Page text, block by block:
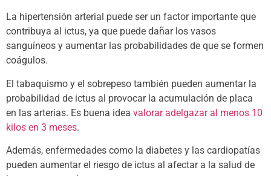
La hipertensión arterial puede ser un factor importante que
contribuya al ictus, ya que puede dañar los vasos
sanguíneos y aumentar las probabilidades de que se formen
coágulos.
El tabaquismo y el sobrepeso también pueden aumentar la
probabilidad de ictus al provocar la acumulación de placa
en las arterias. Es buena idea valorar adelgazar al menos 10
kilos en 3 meses.
Además, enfermedades como la diabetes y las cardiopatías
pueden aumentar el riesgo de ictus al afectar a la salud de